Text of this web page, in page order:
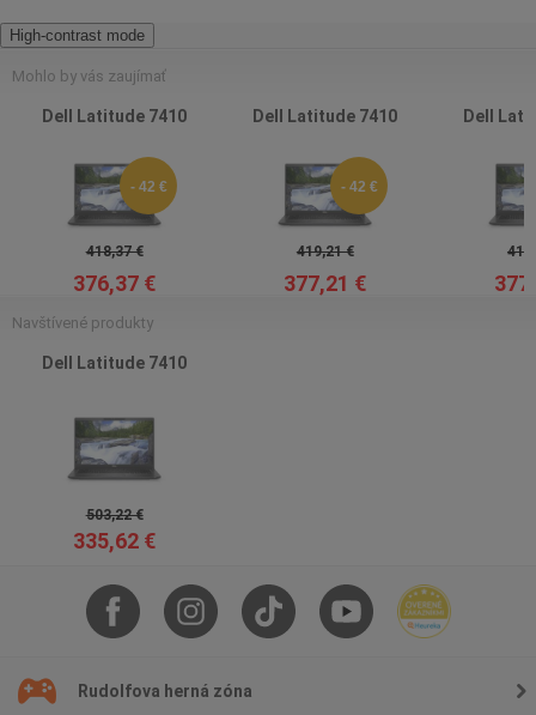
High-contrast mode
Mohlo by vás zaujímať
Dell Latitude 7410
- 42 €
418,37 €
376,37 €
Dell Latitude 7410
- 42 €
419,21 €
377,21 €
Dell
Navštívené produkty
Dell Latitude 7410
503,22 €
335,62 €
Rudolfova herná zóna